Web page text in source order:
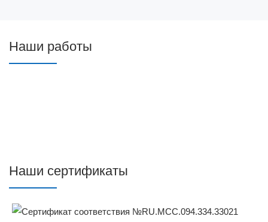
Наши работы
Наши сертификаты